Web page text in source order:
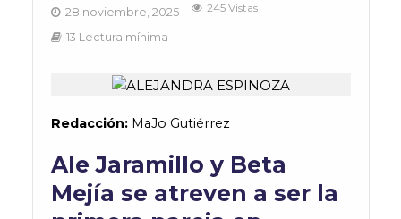
28 noviembre, 2025 245 Vistas
13 Lectura mínima
Redacción: MaJo Gutiérrez
Ale Jaramillo y Beta
Mejía se atreven a ser la